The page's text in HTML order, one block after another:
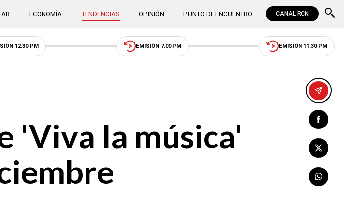
ECONOMÍA TENDENCIAS OPINIÓN PUNTO DE ENCUENTRO CANAL RCN
12:30 PM EMISIÓN 7:00 PM EMISIÓN 11:30 PM
'Viva la música'